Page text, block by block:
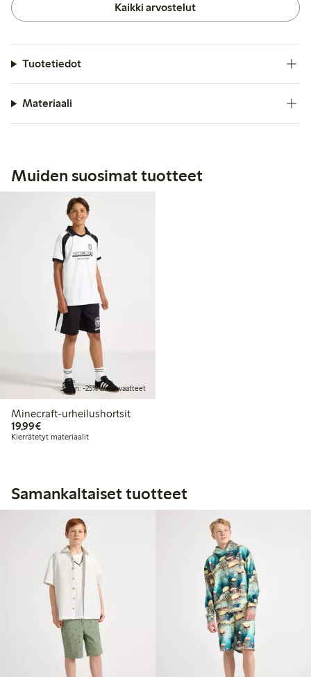
Kaikki arvostelut
Tuotetiedot
Materiaali
Muiden suosimat tuotteet
Jäsen: -25% lastenvaatteet
Minecraft-urheilushortsit
19,99€19,99 €
Kierrätetyt materiaalit
Samankaltaiset tuotteet